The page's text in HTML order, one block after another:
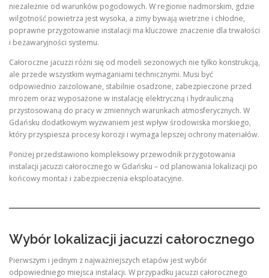
niezależnie od warunków pogodowych. W regionie nadmorskim, gdzie
wilgotność powietrza jest wysoka, a zimy bywają wietrzne i chłodne,
poprawne przygotowanie instalacji ma kluczowe znaczenie dla trwałości
i bezawaryjności systemu.
Całoroczne jacuzzi różni się od modeli sezonowych nie tylko konstrukcją,
ale przede wszystkim wymaganiami technicznymi. Musi być
odpowiednio zaizolowane, stabilnie osadzone, zabezpieczone przed
mrozem oraz wyposażone w instalację elektryczną i hydrauliczną
przystosowaną do pracy w zmiennych warunkach atmosferycznych. W
Gdańsku dodatkowym wyzwaniem jest wpływ środowiska morskiego,
który przyspiesza procesy korozji i wymaga lepszej ochrony materiałów.
Poniżej przedstawiono kompleksowy przewodnik przygotowania
instalacji jacuzzi całorocznego w Gdańsku – od planowania lokalizacji po
końcowy montaż i zabezpieczenia eksploatacyjne.
Wybór lokalizacji jacuzzi całorocznego
Pierwszym i jednym z najważniejszych etapów jest wybór
odpowiedniego miejsca instalacji. W przypadku jacuzzi całorocznego